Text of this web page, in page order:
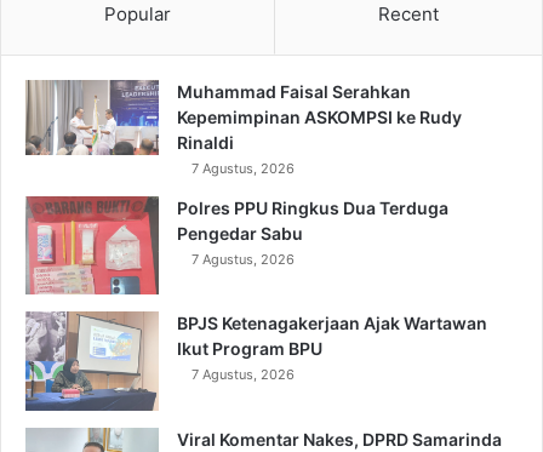
Popular Recent
Muhammad Faisal Serahkan
Kepemimpinan ASKOMPSI ke Rudy
Rinaldi
7 Agustus, 2026
Polres PPU Ringkus Dua Terduga
Pengedar Sabu
7 Agustus, 2026
BPJS Ketenagakerjaan Ajak Wartawan
Ikut Program BPU
7 Agustus, 2026
Viral Komentar Nakes, DPRD Samarinda